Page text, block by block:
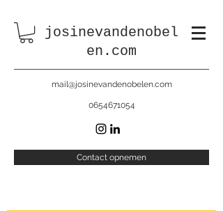
josinevandenobel
en.com
mail@josinevandenobelen.com
0654671054
Contact opnemen